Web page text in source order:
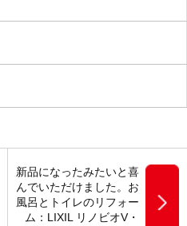
新品になったみたいと喜
んでいただけました。お
風呂とトイレのリフォー
ム：LIXIL リノビオV・